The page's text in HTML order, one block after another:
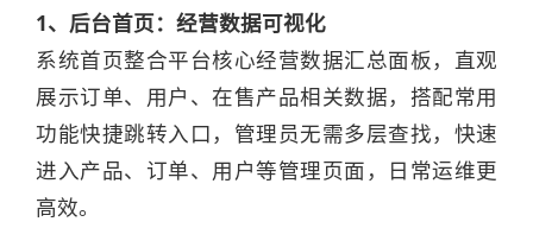
1、后台首页：经营数据可视化
系统首页整合平台核心经营数据汇总面板，直观
展示订单、用户、在售产品相关数据，搭配常用
功能快捷跳转入口，管理员无需多层查找，快速
进入产品、订单、用户等管理页面，日常运维更
高效。